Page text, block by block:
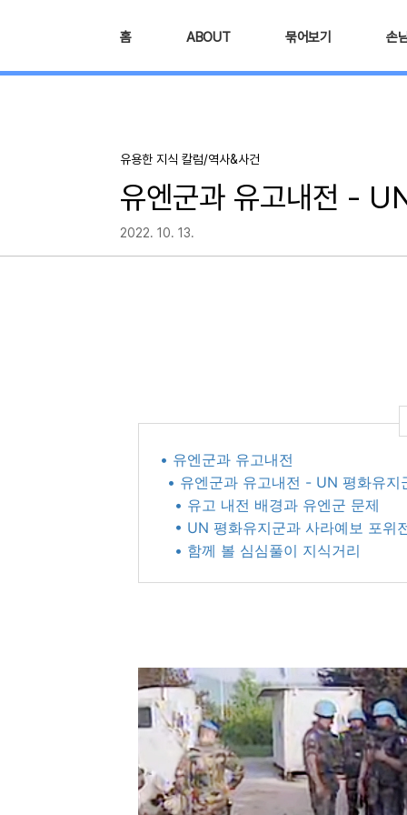
홈 ABOUT 묶어보기 손
유용한 지식 칼럼/역사&사건
유엔군과 유고내전 -
2022. 10. 13.
• 유엔군과 유고내전
• 유엔군과 유고내전 - UN 평화유지
• 유고 내전 배경과 유엔군 문제
• UN 평화유지군과 사라예보 포위
• 함께 볼 심심풀이 지식거리